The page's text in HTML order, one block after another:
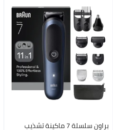
براون سلسلة 7 ماكينة تشذيب